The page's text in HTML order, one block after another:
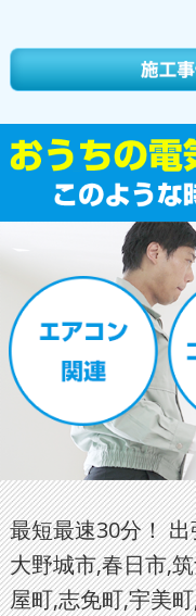
最短最速30分！
大野城市,春日市,
屋町,志免町,宇美